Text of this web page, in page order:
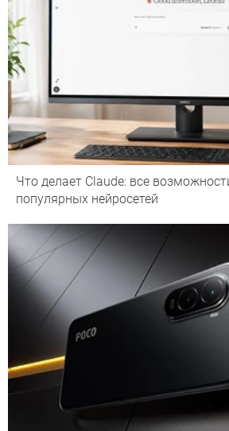
Что делает Сlaude: все
популярных нейросетей